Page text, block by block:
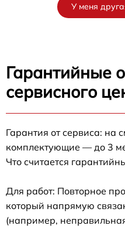
У меня
Гарантийные
сервисного
Гарантия от сервиса: на
комплектующие — до 3
Что считается
Для работ: Повторное
который напрямую
(например,